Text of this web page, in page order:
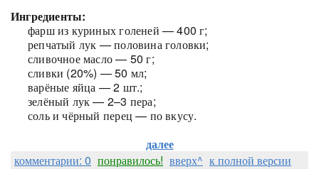
Ингредиенты:
фарш из куриных голеней — 400 г;
репчатый лук — половина головки;
сливочное масло — 50 г;
сливки (20%) — 50 мл;
варёные яйца — 2 шт.;
зелёный лук — 2–3 пера;
соль и чёрный перец — по вкусу.
далее
комментарии: 0 понравилось! вверх^ к полной версии